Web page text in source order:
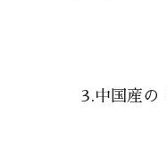
3.中国産の